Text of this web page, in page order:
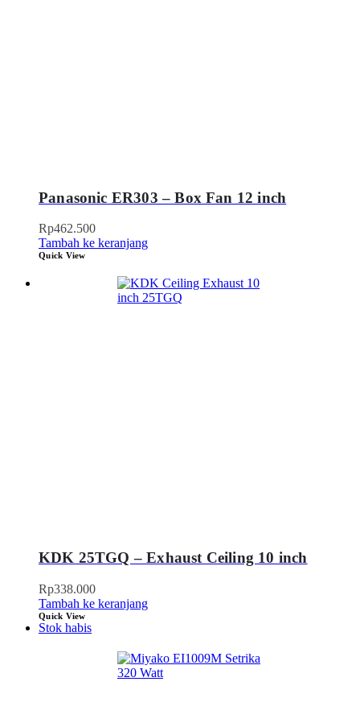
Panasonic ER303 – Box Fan 12 inch
Rp462.500
Tambah ke keranjang
Quick View
KDK 25TGQ – Exhaust Ceiling 10 inch
Rp338.000
Tambah ke keranjang
Quick View
Stok habis